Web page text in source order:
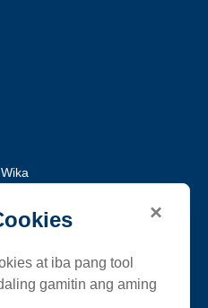
Workers HMO
×
at iba pang tool
gamitin ang aming